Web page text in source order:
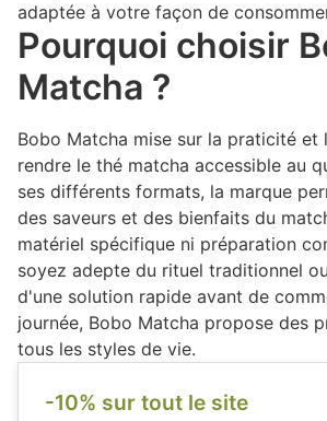
adaptée à votre façon de
Pourquoi choisir
Matcha ?
Bobo Matcha mise sur la praticité et
rendre le thé matcha accessible au
ses différents formats, la marque
des saveurs et des bienfaits du
matériel spécifique ni préparation
soyez adepte du rituel traditionnel
d'une solution rapide avant de
journée, Bobo Matcha propose des
tous les styles de vie.
-10% sur tout le site